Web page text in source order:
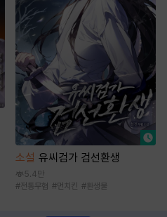
소설 유씨검가 검선환생
5.4만
#전통무협 #먼치킨 #환생물